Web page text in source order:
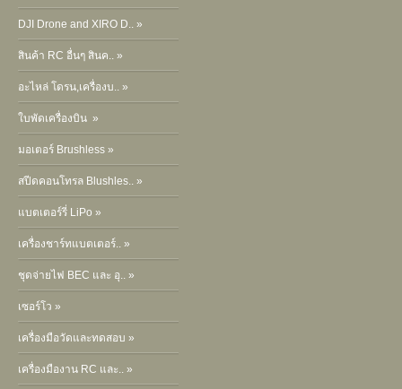
DJI Drone and XIRO D.. »
สินค้า RC อื่นๆ สินค.. »
อะไหล่ โดรน,เครื่องบ.. »
ใบพัดเครื่องบิน »
มอเตอร์ Brushless »
สปีดคอนโทรล Blushles.. »
แบตเตอร์รี่ LiPo »
เครื่องชาร์ทแบตเตอร์.. »
ชุดจ่ายไฟ BEC และ อุ.. »
เซอร์โว »
เครื่องมือวัดและทดสอบ »
เครื่องมืองาน RC และ.. »